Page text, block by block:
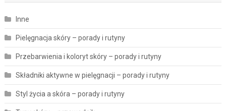
Inne
Pielęgnacja skóry – porady i rutyny
Przebarwienia i koloryt skóry – porady i rutyny
Składniki aktywne w pielęgnacji – porady i rutyny
Styl życia a skóra – porady i rutyny